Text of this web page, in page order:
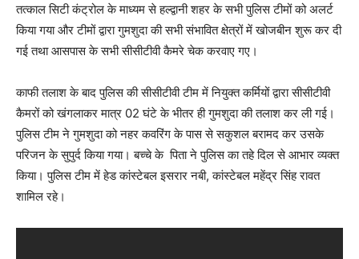
तत्काल सिटी कंट्रोल के माध्यम से हल्द्वानी शहर के सभी पुलिस टीमों को अलर्ट
किया गया और टीमों द्वारा गुमशुदा की सभी संभावित क्षेत्रों में खोजबीन शुरू कर दी
गई तथा आसपास के सभी सीसीटीवी कैमरे चेक करवाए गए।
काफी तलाश के बाद पुलिस की सीसीटीवी टीम में नियुक्त कर्मियों द्वारा सीसीटीवी
कैमरों को खंगलाकर मात्र 02 घंटे के भीतर ही गुमशुदा की तलाश कर ली गई।
पुलिस टीम ने गुमशुदा को नहर कवरिंग के पास से सकुशल बरामद कर उसके
परिजन के सुपुर्द किया गया। बच्चे के पिता ने पुलिस का तहे दिल से आभार व्यक्त
किया। पुलिस टीम में हेड कांस्टेबल इसरार नबी, कांस्टेबल महेंद्र सिंह रावत
शामिल रहे।